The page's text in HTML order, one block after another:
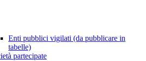
Enti pubblici vigilati (da pubblicare in
tabelle)
partecipate